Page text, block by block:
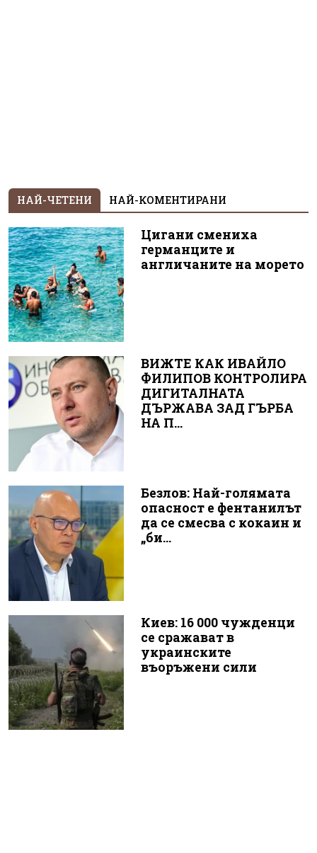
НАЙ-ЧЕТЕНИ НАЙ-КОМЕНТИРАНИ
Цигани смениха
германците и
англичаните на морето
ВИЖТЕ КАК ИВАЙЛО
ФИЛИПОВ КОНТРОЛИРА
ДИГИТАЛНАТА
ДЪРЖАВА ЗАД ГЪРБА
НА П...
Безлов: Най-голямата
опасност е фентанилът
да се смесва с кокаин и
„би...
Киев: 16 000 чужденци
се сражават в
украинските
въоръжени сили